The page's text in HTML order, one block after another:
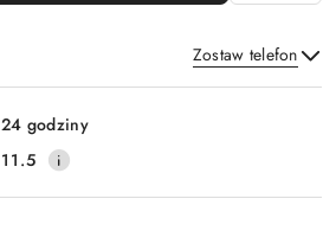
Zostaw telefon
Wyślij
24 godziny
11.5